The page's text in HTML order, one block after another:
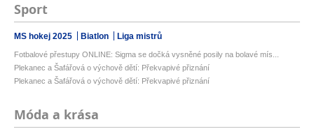
Sport
MS hokej 2025 Biatlon Liga mistrů
Fotbalové přestupy ONLINE: Sigma se dočká vysněné posily na bolavé mís...
Plekanec a Šafářová o výchově dětí: Překvapivé přiznání
Plekanec a Šafářová o výchově dětí: Překvapivé přiznání
Móda a krása